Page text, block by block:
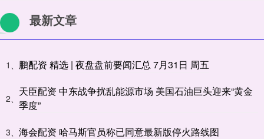
最新文章
1、 鹏配资 精选 | 夜盘盘前要闻汇总 7月31日 周五
2、
天臣配资 中东战争扰乱能源市场 美国石油巨头迎来“黄金
季度”
3、 海会配资 哈马斯官员称已同意最新版停火路线图